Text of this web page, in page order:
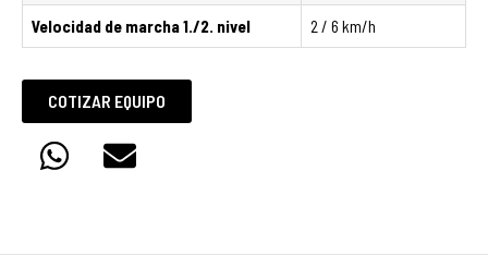
Velocidad de marcha 1./2. nivel 2 / 6 km/h
COTIZAR EQUIPO